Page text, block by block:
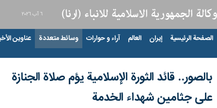
٦ آب ٢٠٢٦
الصفحة الرئيسية إيران العالم آراء و حوارات وسائط متعددة عناوين
بالصور.. قائد الثورة الإسلامیة یؤم صلاة الجنازة
علی جثامین شهداء الخدمة